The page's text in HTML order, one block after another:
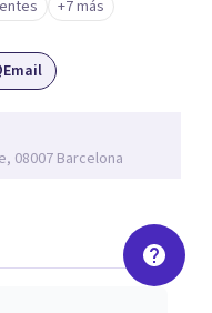
se realiza en
cuidando el ritmo y
En Centro
emocionales, así
y
un espacio de
a dar el primer
+7 más
Email
08007 Barcelona